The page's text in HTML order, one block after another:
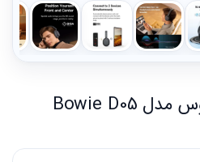
هدست وایرلس باسئوس مدل Bowie D05